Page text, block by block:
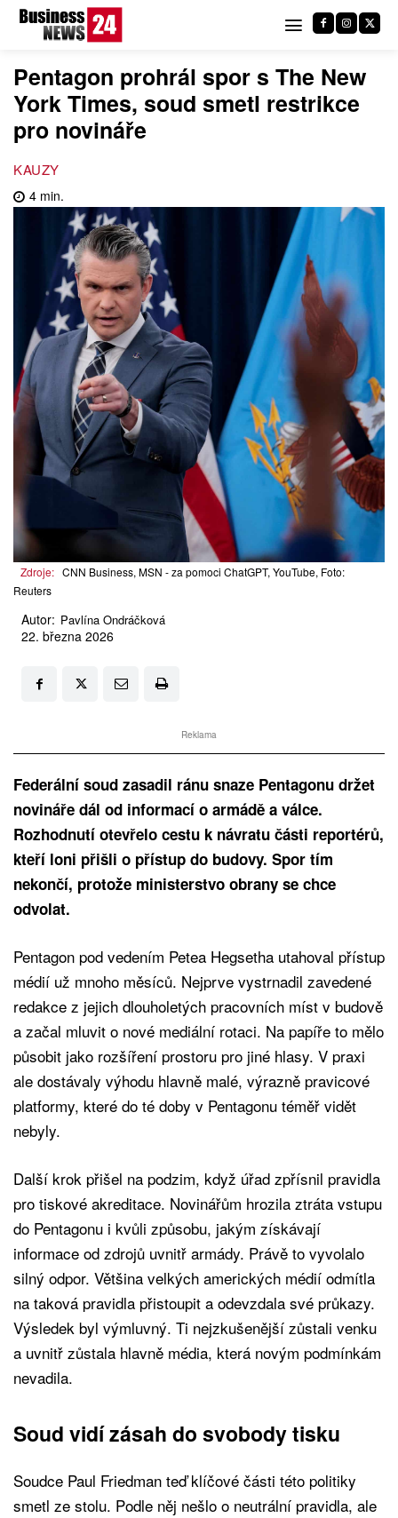
Pentagon prohrál spor s The New
York Times, soud smetl restrikce
pro novináře
KAUZY
4 min.
Zdroje: CNN Business, MSN - za pomoci ChatGPT, YouTube, Foto:
Reuters
Autor: Pavlína Ondráčková
22. března 2026
Reklama
Federální soud zasadil ránu snaze Pentagonu držet
novináře dál od informací o armádě a válce.
Rozhodnutí otevřelo cestu k návratu části reportérů,
kteří loni přišli o přístup do budovy. Spor tím
nekončí, protože ministerstvo obrany se chce
odvolat.
Pentagon pod vedením Petea Hegsetha utahoval přístup
médií už mnoho měsíců. Nejprve vystrnadil zavedené
redakce z jejich dlouholetých pracovních míst v budově
a začal mluvit o nové mediální rotaci. Na papíře to mělo
působit jako rozšíření prostoru pro jiné hlasy. V praxi
ale dostávaly výhodu hlavně malé, výrazně pravicové
platformy, které do té doby v Pentagonu téměř vidět
nebyly.
Další krok přišel na podzim, když úřad zpřísnil pravidla
pro tiskové akreditace. Novinářům hrozila ztráta vstupu
do Pentagonu i kvůli způsobu, jakým získávají
informace od zdrojů uvnitř armády. Právě to vyvolalo
silný odpor. Většina velkých amerických médií odmítla
na taková pravidla přistoupit a odevzdala své průkazy.
Výsledek byl výmluvný. Ti nejzkušenější zůstali venku
a uvnitř zůstala hlavně média, která novým podmínkám
nevadila.
Soud vidí zásah do svobody tisku
Soudce Paul Friedman teď klíčové části této politiky
smetl ze stolu. Podle něj nešlo o neutrální pravidla, ale